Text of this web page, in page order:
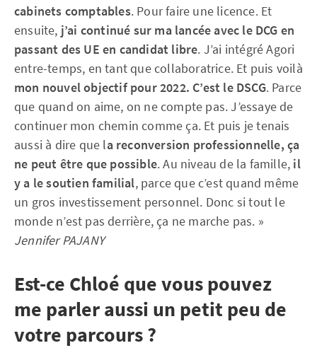
cabinets comptables. Pour faire une licence. Et
ensuite, j’ai continué sur ma lancée avec le DCG en
passant des UE en candidat libre. J’ai intégré Agori
entre-temps, en tant que collaboratrice. Et puis voilà
mon nouvel objectif pour 2022. C’est le DSCG. Parce
que quand on aime, on ne compte pas. J’essaye de
continuer mon chemin comme ça. Et puis je tenais
aussi à dire que la reconversion professionnelle, ça
ne peut être que possible. Au niveau de la famille, il
y a le soutien familial, parce que c’est quand même
un gros investissement personnel. Donc si tout le
monde n’est pas derrière, ça ne marche pas. »
Jennifer PAJANY
Est-ce Chloé que vous pouvez
me parler aussi un petit peu de
votre parcours ?